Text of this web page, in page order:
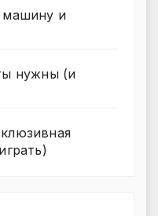
машину и
нужны (и